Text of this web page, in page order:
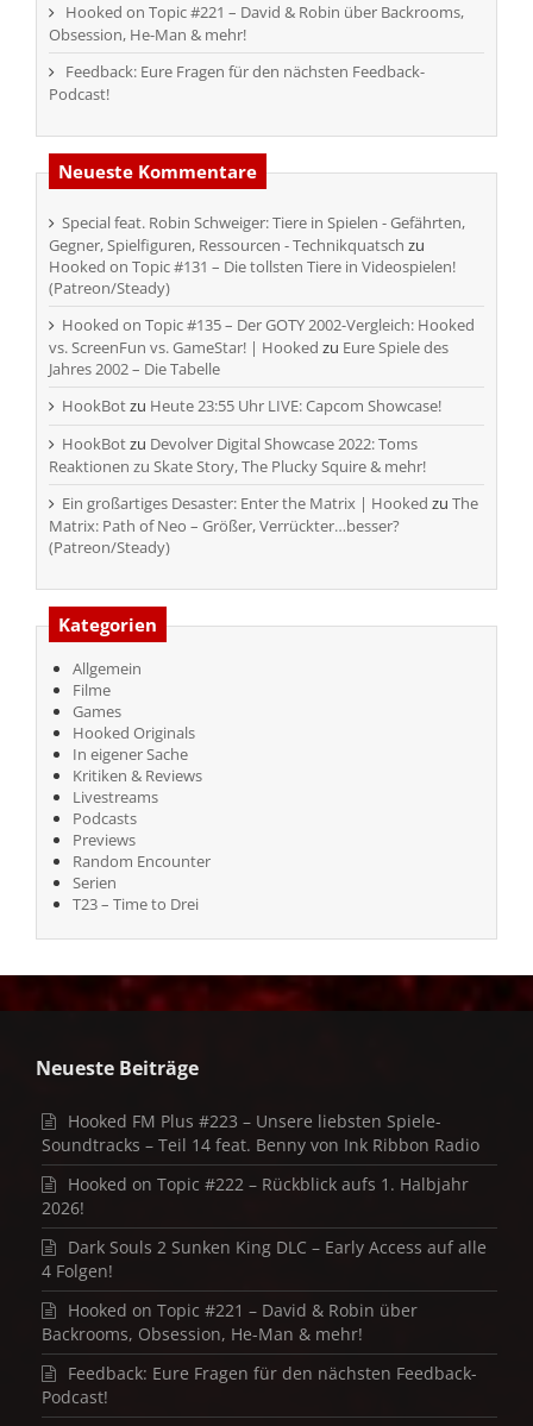
Hooked on Topic #221 – David & Robin über Backrooms,
Obsession, He-Man & mehr!
Feedback: Eure Fragen für den nächsten Feedback-
Podcast!
Neueste Kommentare
Special feat. Robin Schweiger: Tiere in Spielen - Gefährten,
Gegner, Spielfiguren, Ressourcen - Technikquatsch zu
Hooked on Topic #131 – Die tollsten Tiere in Videospielen!
(Patreon/Steady)
Hooked on Topic #135 – Der GOTY 2002-Vergleich: Hooked
vs. ScreenFun vs. GameStar! | Hooked zu Eure Spiele des
Jahres 2002 – Die Tabelle
HookBotzu Heute 23:55 Uhr LIVE: Capcom Showcase!
HookBotzu Devolver Digital Showcase 2022: Toms
Reaktionen zu Skate Story, The Plucky Squire & mehr!
Ein großartiges Desaster: Enter the Matrix | Hooked zu The
Matrix: Path of Neo – Größer, Verrückter…besser?
(Patreon/Steady)
Kategorien
Allgemein
Filme
Games
Hooked Originals
In eigener Sache
Kritiken & Reviews
Livestreams
Podcasts
Previews
Random Encounter
Serien
T23 – Time to Drei
Neueste Beiträge
Hooked FM Plus #223 – Unsere liebsten Spiele-
Soundtracks – Teil 14 feat. Benny von Ink Ribbon Radio
Hooked on Topic #222 – Rückblick aufs 1. Halbjahr
2026!
Dark Souls 2 Sunken King DLC – Early Access auf alle
4 Folgen!
Hooked on Topic #221 – David & Robin über
Backrooms, Obsession, He-Man & mehr!
Feedback: Eure Fragen für den nächsten Feedback-
Podcast!